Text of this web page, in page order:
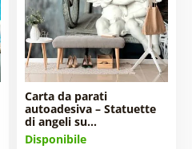
Carta da parati
autoadesiva – Statuette
di angeli su…
Disponibile